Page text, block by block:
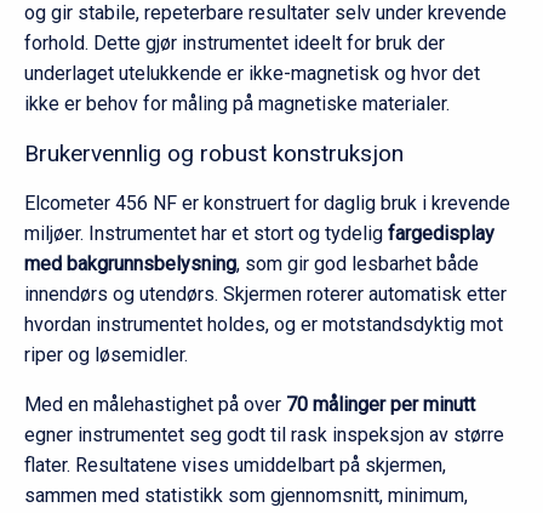
og gir stabile, repeterbare resultater selv under krevende
forhold. Dette gjør instrumentet ideelt for bruk der
underlaget utelukkende er ikke-magnetisk og hvor det
ikke er behov for måling på magnetiske materialer.
Brukervennlig og robust konstruksjon
Elcometer 456 NF er konstruert for daglig bruk i krevende
miljøer. Instrumentet har et stort og tydelig fargedisplay
med bakgrunnsbelysning, som gir god lesbarhet både
innendørs og utendørs. Skjermen roterer automatisk etter
hvordan instrumentet holdes, og er motstandsdyktig mot
riper og løsemidler.
Med en målehastighet på over 70 målinger per minutt
egner instrumentet seg godt til rask inspeksjon av større
flater. Resultatene vises umiddelbart på skjermen,
sammen med statistikk som gjennomsnitt, minimum,